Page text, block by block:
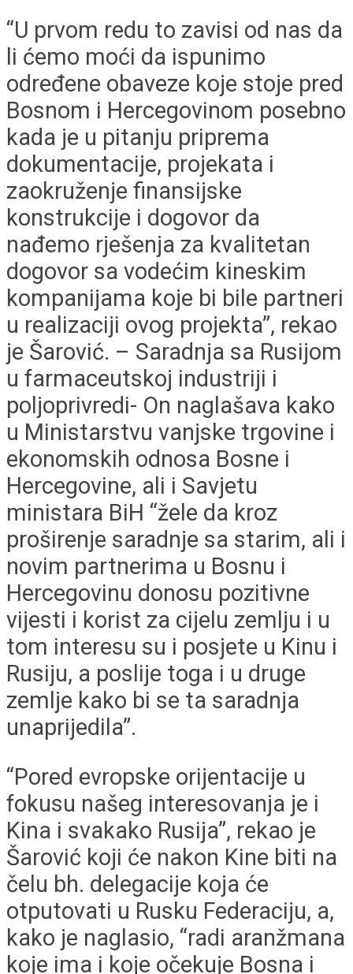
“U prvom redu to zavisi od nas da
li ćemo moći da ispunimo
određene obaveze koje stoje pred
Bosnom i Hercegovinom posebno
kada je u pitanju priprema
dokumentacije, projekata i
zaokruženje finansijske
konstrukcije i dogovor da
nađemo rješenja za kvalitetan
dogovor sa vodećim kineskim
kompanijama koje bi bile partneri
u realizaciji ovog projekta”, rekao
je Šarović. – Saradnja sa Rusijom
u farmaceutskoj industriji i
poljoprivredi- On naglašava kako
u Ministarstvu vanjske trgovine i
ekonomskih odnosa Bosne i
Hercegovine, ali i Savjetu
ministara BiH “žele da kroz
proširenje saradnje sa starim, ali i
novim partnerima u Bosnu i
Hercegovinu donosu pozitivne
vijesti i korist za cijelu zemlju i u
tom interesu su i posjete u Kinu i
Rusiju, a poslije toga i u druge
zemlje kako bi se ta saradnja
unaprijedila”.
“Pored evropske orijentacije u
fokusu našeg interesovanja je i
Kina i svakako Rusija”, rekao je
Šarović koji će nakon Kine biti na
čelu bh. delegacije koja će
otputovati u Rusku Federaciju, a,
kako je naglasio, “radi aranžmana
koje ima i koje očekuje Bosna i